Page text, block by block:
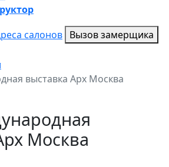
салонов Вызов замерщика
выставка Арх Москва
Москва